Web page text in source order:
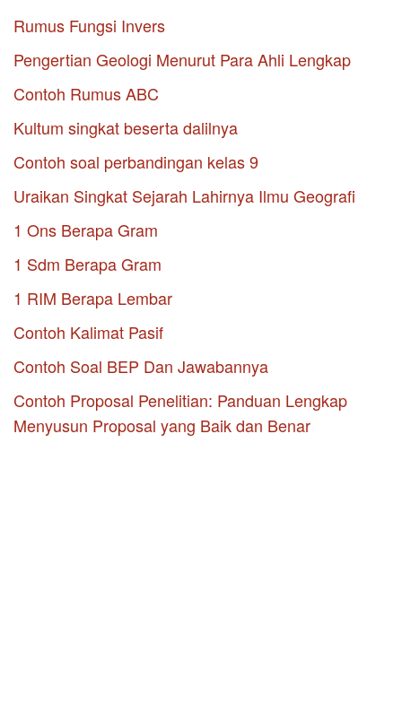
Rumus Fungsi Invers
Pengertian Geologi Menurut Para Ahli Lengkap
Contoh Rumus ABC
Kultum singkat beserta dalilnya
Contoh soal perbandingan kelas 9
Uraikan Singkat Sejarah Lahirnya Ilmu Geografi
1 Ons Berapa Gram
1 Sdm Berapa Gram
1 RIM Berapa Lembar
Contoh Kalimat Pasif
Contoh Soal BEP Dan Jawabannya
Contoh Proposal Penelitian: Panduan Lengkap
Menyusun Proposal yang Baik dan Benar